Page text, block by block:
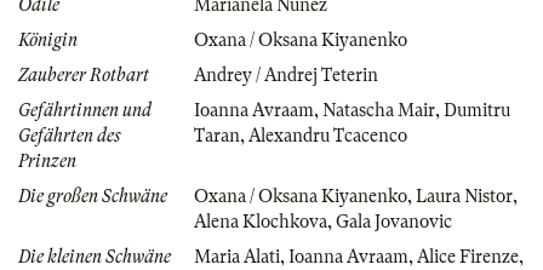
Odile
Marianela Nuñez
Königin
Oxana / Oksana Kiyanenko
Zauberer Rotbart
Andrey / Andrej Teterin
Gefährtinnen und
Gefährten des
Prinzen
Ioanna Avraam, Natascha Mair, Dumitru
Taran, Alexandru Tcacenco
Die großen Schwäne Oxana / Oksana Kiyanenko, Laura Nistor,
Alena Klochkova, Gala Jovanovic
Die kleinen Schwäne
Maria Alati, Ioanna Avraam, Alice Firenze,